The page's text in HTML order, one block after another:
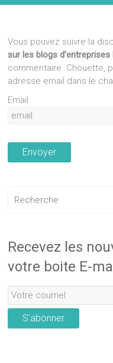
Vous pouvez suivre la
sur les blogs d’entreprises
commentaire. Chouette,
adresse email dans le
Email
Recevez les
votre boite E-
S'abonner